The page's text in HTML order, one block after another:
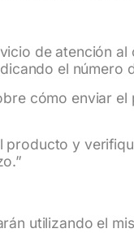
de atención
el número
cómo enviar
producto y
utilizando el